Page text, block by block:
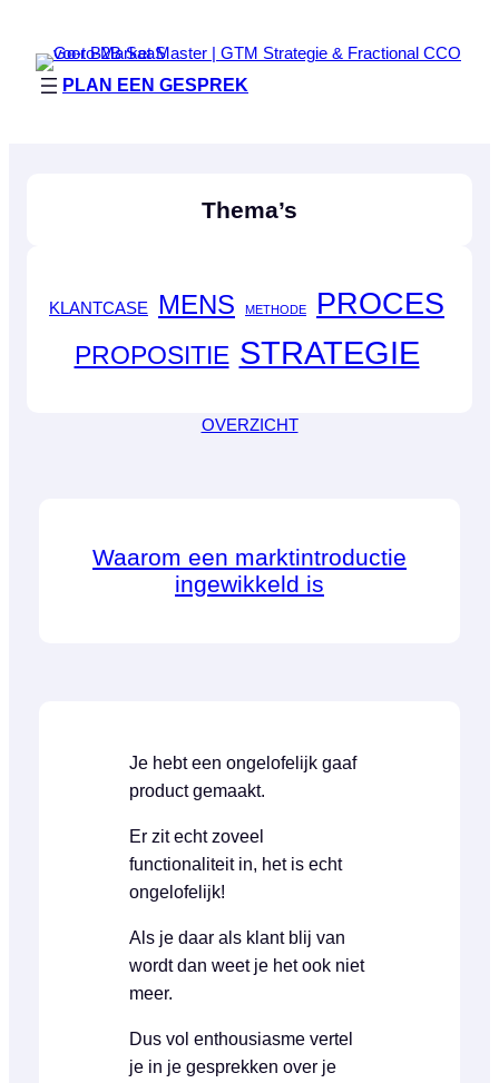
PLAN EEN GESPREK
Thema’s
KLANTCASE MENS METHODE PROCES
PROPOSITIE STRATEGIE
OVERZICHT
Waarom een marktintroductie
ingewikkeld is
Je hebt een ongelofelijk gaaf
product gemaakt.
Er zit echt zoveel
functionaliteit in, het is echt
ongelofelijk!
Als je daar als klant blij van
wordt dan weet je het ook niet
meer.
Dus vol enthousiasme vertel
je in je gesprekken over je